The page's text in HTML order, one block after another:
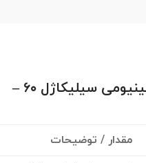
خرید و قیمت پلیت TLC آلومینیومی سیلیکاژل ۶۰ –
مقدار / توضیحات